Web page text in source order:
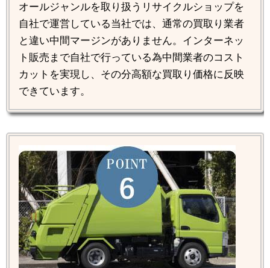
オールジャンルを取り扱うリサイクルショップを
自社で運営している当社では、通常の買取り業者
と違い中間マージンがありません。インターネッ
ト販売まで自社で行っている為中間業者のコスト
カットを実現し、その分高額な買取り価格に反映
できています。